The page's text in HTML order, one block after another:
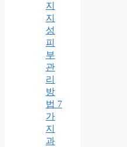
지
지
성
피
부
관
리
방
법 7
가
지
과